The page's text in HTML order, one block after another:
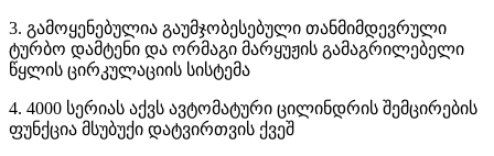
3. გამოყენებულია გაუმჯობესებული თანმიმდევრული
ტურბო დამტენი და ორმაგი მარყუჟის გამაგრილებელი
წყლის ცირკულაციის სისტემა
4. 4000 სერიას აქვს ავტომატური ცილინდრის შემცირების
ფუნქცია მსუბუქი დატვირთვის ქვეშ